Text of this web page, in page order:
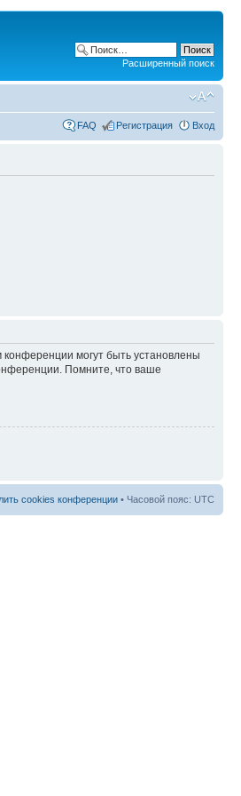
Расширенный поиск
FAQ Регистрация Вход
могут быть установлены
Помните, что ваше
cookies конференции • Часовой пояс: UTC